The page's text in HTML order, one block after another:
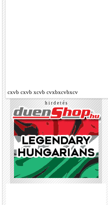
cxvb cxvb xcvb cvxbxcvbxcv
h i r d e t é s